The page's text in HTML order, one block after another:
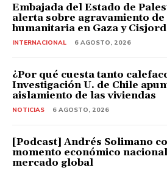
Embajada del Estado de
alerta sobre agravamiento
humanitaria en Gaza y
INTERNACIONAL 6 AGOSTO, 2026
¿Por qué cuesta tanto
Investigación U. de Chile
aislamiento de las viviendas
NOTICIAS 6 AGOSTO, 2026
[Podcast] Andrés Solimano
momento económico
mercado global